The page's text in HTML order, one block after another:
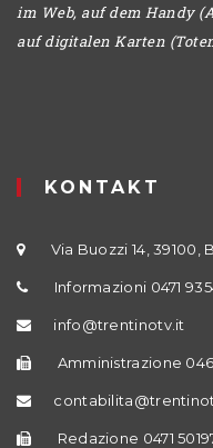
im Web, auf dem Handy
auf digitalen Karten
KONTAKT
Via Buozzi 14, 39100,
Informazioni 0471
info@trentinotv.it
Amministrazione
Redazione 0471